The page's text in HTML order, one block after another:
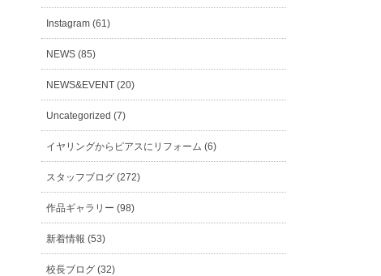
Instagram (61)
NEWS (85)
NEWS&EVENT (20)
Uncategorized (7)
イヤリングからピアスにリフォーム (6)
スタッフブログ (272)
作品ギャラリー (98)
新着情報 (53)
校長ブログ (32)